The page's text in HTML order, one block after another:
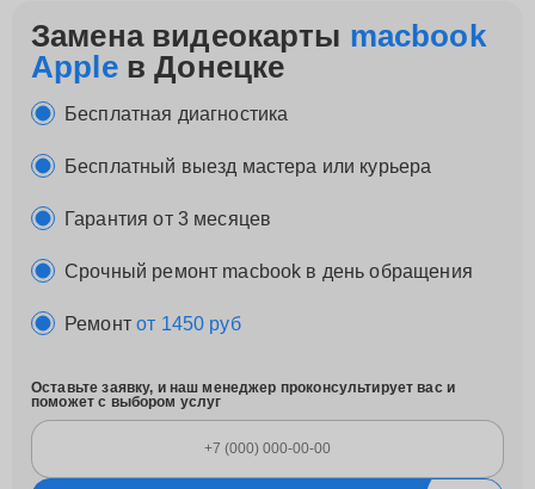
Замена видеокарты macbook
Appleв Донецке
Бесплатная диагностика
Бесплатный выезд мастера или курьера
Гарантия от 3 месяцев
Срочный ремонт macbook в день обращения
Ремонтот 1450 руб
Оставьте заявку, и наш менеджер проконсультирует вас и
поможет с выбором услуг